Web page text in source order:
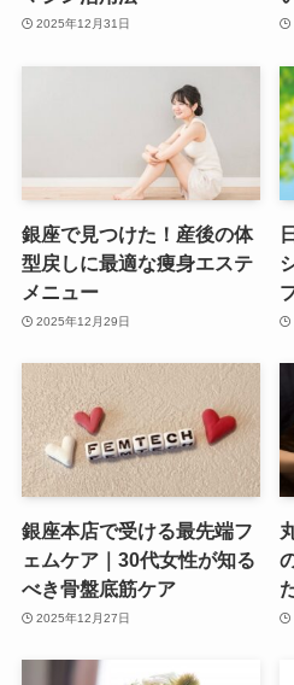
2025年12月31日
銀座で見つけた！産後の体
型戻しに最適な痩身エステ
メニュー
2025年12月29日
銀座本店で受ける最先端フ
ェムケア｜30代女性が知る
べき骨盤底筋ケア
2025年12月27日